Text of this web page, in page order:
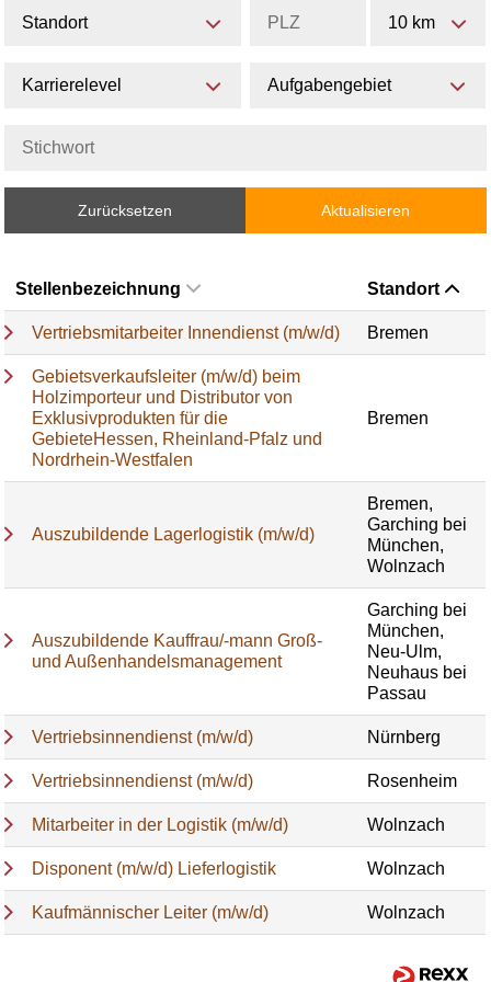
Standort 10 km
Karrierelevel Aufgabengebiet
Zurücksetzen Aktualisieren
Stellenbezeichnung Standort
Vertriebsmitarbeiter Innendienst (m/w/d) Bremen
Gebietsverkaufsleiter (m/w/d) beim
Holzimporteur und Distributor von
Exklusivprodukten für die
GebieteHessen, Rheinland-Pfalz und
Nordrhein-Westfalen
Bremen
Auszubildende Lagerlogistik (m/w/d)
Bremen,
Garching bei
München,
Wolnzach
Auszubildende Kauffrau/-mann Groß-
und Außenhandelsmanagement
Garching bei
München,
Neu-Ulm,
Neuhaus bei
Passau
Vertriebsinnendienst (m/w/d) Nürnberg
Vertriebsinnendienst (m/w/d) Rosenheim
Mitarbeiter in der Logistik (m/w/d) Wolnzach
Disponent (m/w/d) Lieferlogistik Wolnzach
Kaufmännischer Leiter (m/w/d) Wolnzach